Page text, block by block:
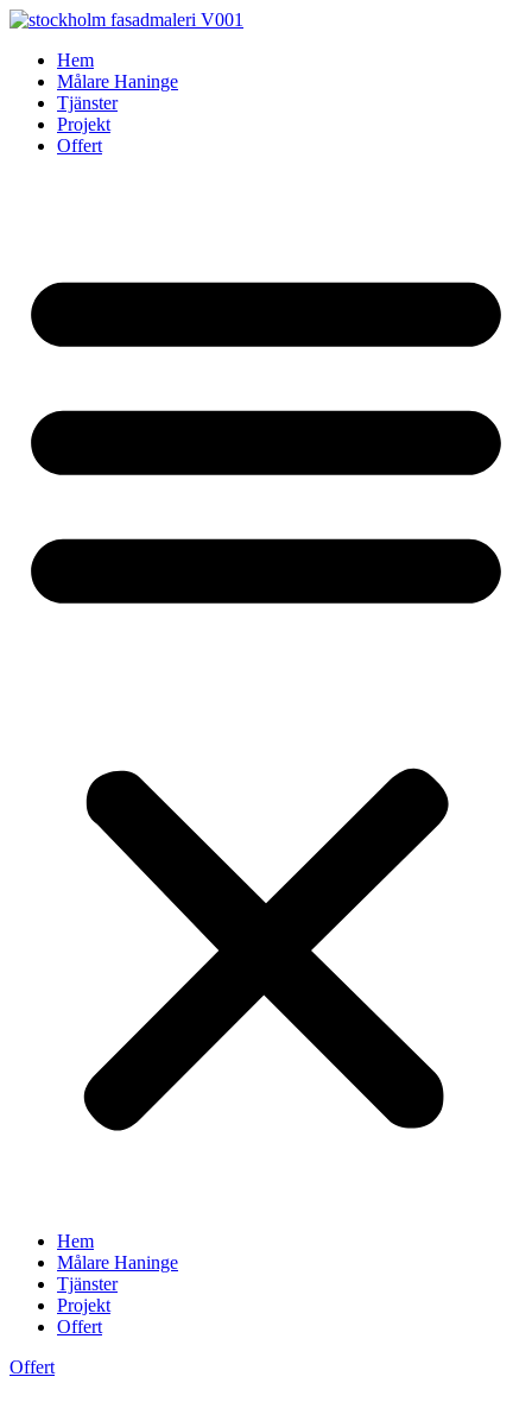
Skip
contentHem
Målare Haninge
Tjänster
Projekt
Offert
Hem
Målare Haninge
Tjänster
Projekt
Offert
Offert